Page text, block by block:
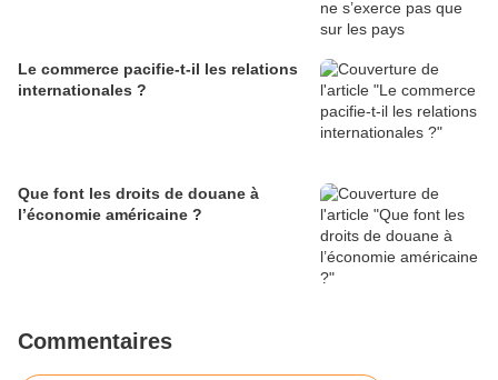
Le commerce pacifie-t-il les relations
internationales ?
Que font les droits de douane à
l’économie américaine ?
Commentaires